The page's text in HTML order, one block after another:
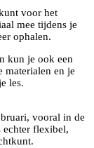
voor het
mee tijdens je
ophalen.
kun je ook een
materialen en je
les.
vooral in de
echter flexibel,